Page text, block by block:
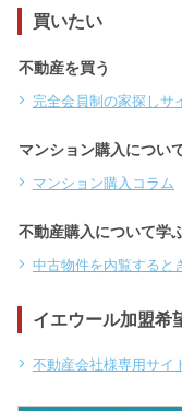
買いたい
不動産を買う
完全会員制の家探しサ
マンション購入につい
マンション購入コラム
不動産購入について学
中古物件を内覧すると
イエウール加盟希
不動産会社様専用サイ